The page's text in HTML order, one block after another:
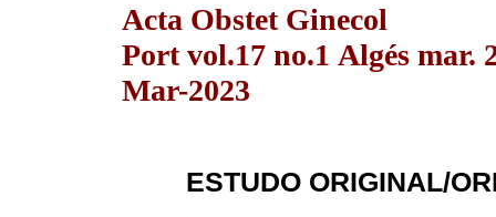
Acta Obstet Ginecol
Port vol.17 no.1 Algés mar.
Mar-2023
ESTUDO ORIGINAL/